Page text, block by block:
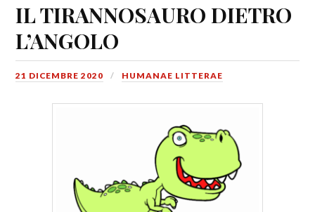
IL TIRANNOSAURO DIETRO
L’ANGOLO
21 DICEMBRE 2020 HUMANAE LITTERAE